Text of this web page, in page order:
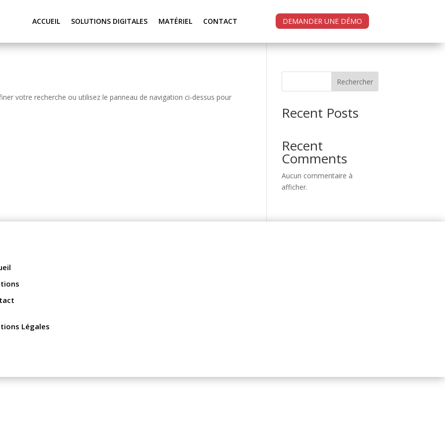
ACCUEIL SOLUTIONS DIGITALES MATÉRIEL CONTACT DEMANDER UNE DÉMO
votre recherche ou utilisez le panneau de navigation ci-dessus pour
Rechercher
Recent Posts
Recent
Comments
Aucun commentaire à
afficher.
Légales